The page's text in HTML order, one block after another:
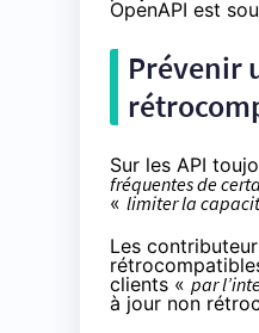
OpenAPI est
Prévenir
Sur les API
fréquentes de
« limiter la
Les
clients « par
à jour non